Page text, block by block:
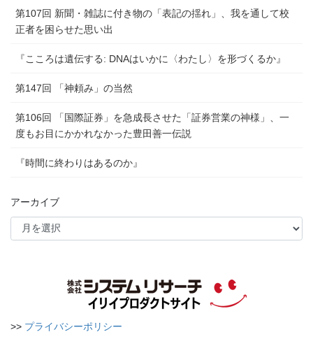
第107回 新聞・雑誌に付き物の「表記の揺れ」、我を通して校
正者を困らせた思い出
『こころは遺伝する: DNAはいかに〈わたし〉を形づくるか』
第147回 「神頼み」の当然
第106回 「国際証券」を急成長させた「証券営業の神様」、一
度もお目にかかれなかった豊田善一伝説
『時間に終わりはあるのか』
アーカイブ
>> プライバシーポリシー